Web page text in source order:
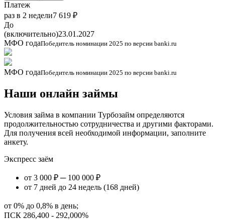
Платеж
раз в 2 недели7 619 ₽
До
(включительно)23.01.2027
МФО годаПобедитель номинации 2025 по версии banki.ru
МФО годаПобедитель номинации 2025 по версии banki.ru
Наши онлайн займы
Условия займа в компании Турбозайм определяются
продолжительностью сотрудничества и другими факторами.
Для получения всей необходимой информации, заполните
анкету.
Экспресс заём
от 3 000 ₽ ─ 100 000 ₽
от 7 дней до 24 недель (168 дней)
от 0% до 0,8% в день;
ПСК 286,400 - 292,000%